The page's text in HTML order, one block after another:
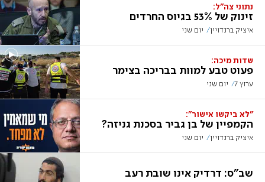
נתוני צה"ל:
זינוק של 53% בגיוס החרדים
איציק ברנדויין יום שני
שדות מיכה:
פעוט טבע למוות בבריכה בצימר
ערוץ 7 יום שני
"לא ביקשו אישור":
הקמפיין של בן גביר בסכנת גניזה?
איציק ברנדויין יום שני
שב"ס: דרדיק אינו שובת רעב